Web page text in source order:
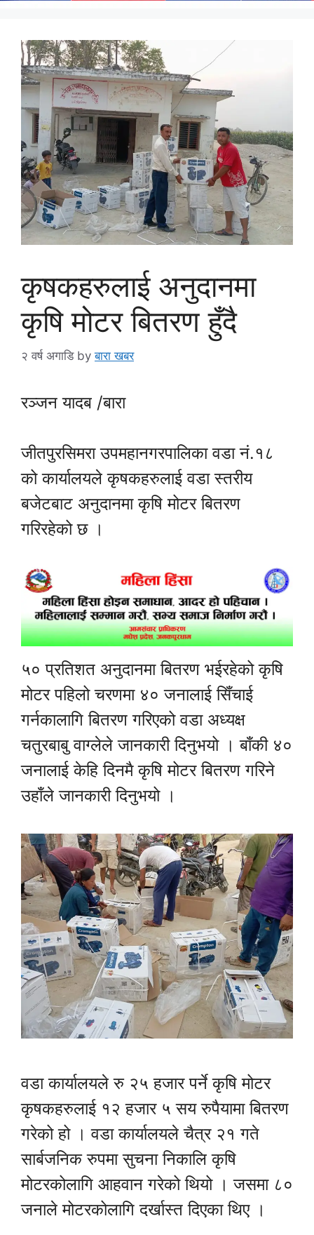
कृषकहरुलाई अनुदानमा
कृषि मोटर बितरण हुँदै
२ वर्ष अगाडि byबारा खबर
रञ्जन यादब /बारा
जीतपुरसिमरा उपमहानगरपालिका वडा नं.१८
को कार्यालयले कृषकहरुलाई वडा स्तरीय
बजेटबाट अनुदानमा कृषि मोटर बितरण
गरिरहेको छ ।
५० प्रतिशत अनुदानमा बितरण भईरहेको कृषि
मोटर पहिलो चरणमा ४० जनालाई सिँचाई
गर्नकालागि बितरण गरिएको वडा अध्यक्ष
चतुरबाबु वाग्लेले जानकारी दिनुभयो । बाँकी ४०
जनालाई केहि दिनमै कृषि मोटर बितरण गरिने
उहाँले जानकारी दिनुभयो ।
वडा कार्यालयले रु २५ हजार पर्ने कृषि मोटर
कृषकहरुलाई १२ हजार ५ सय रुपैयामा बितरण
गरेको हो । वडा कार्यालयले चैत्र २१ गते
सार्बजनिक रुपमा सुचना निकालि कृषि
मोटरकोलागि आहवान गरेको थियो । जसमा ८०
जनाले मोटरकोलागि दर्खास्त दिएका थिए ।